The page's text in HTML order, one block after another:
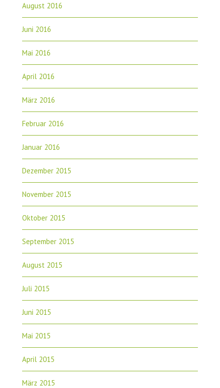
August 2016
Juni 2016
Mai 2016
April 2016
März 2016
Februar 2016
Januar 2016
Dezember 2015
November 2015
Oktober 2015
September 2015
August 2015
Juli 2015
Juni 2015
Mai 2015
April 2015
März 2015